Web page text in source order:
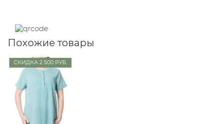
Похожие товары
СКИДКА 2 500 РУБ.